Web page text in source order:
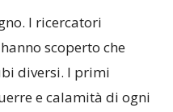
I ricercatori
scoperto che
diversi. I primi
e calamità di ogni